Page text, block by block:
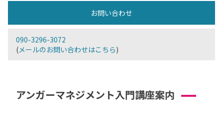
お問い合わせ
090-3296-3072
(メールのお問い合わせはこちら)
アンガーマネジメント入門講座案内